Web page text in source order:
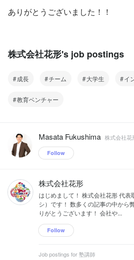
ありがとうございました！！
株式会社花形's job postings
成長 チーム 大学生 イ
教育ベンチャー
Masata Fukushima 株式会社花
Follow
株式会社花形
はじめまして！ 株式会社花形 代
シ）です！ 数多くの記事の中から
りがとうございます！ 会社や...
Follow
Job postings for 塾講師